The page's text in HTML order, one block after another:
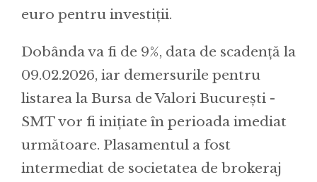
euro pentru investiții.
Dobânda va fi de 9%, data de scadență la
09.02.2026, iar demersurile pentru
listarea la Bursa de Valori București -
SMT vor fi inițiate în perioada imediat
următoare. Plasamentul a fost
intermediat de societatea de brokeraj